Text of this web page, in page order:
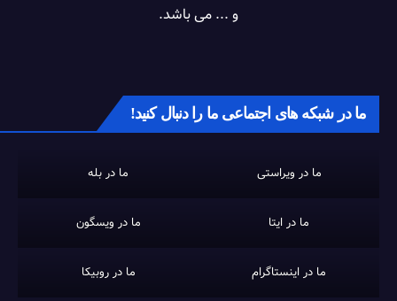
و ... می باشد.
ما در شبکه های اجتماعی ما را دنبال کنید!
ما در ویراستی ما در بله
ما در ایتا ما در ویسگون
ما در اینستاگرام ما در روبیکا